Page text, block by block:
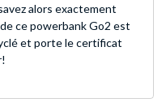
alors exactement
ce powerbank Go2 est
et porte le certificat